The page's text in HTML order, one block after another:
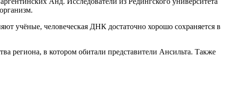
учёные, человеческая ДНК достаточно хорошо сохраняется в
региона, в котором обитали представители Ансильта. Также